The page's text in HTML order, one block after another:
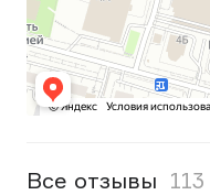
Все отзывы 113